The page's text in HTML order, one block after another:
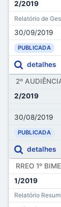
2/2019
Relatório de
30/09/2019
PUBLICADA
detalhes
2º
2/2019
30/08/2019
PUBLICADA
detalhes
RREO 1º
1/2019
Relatório